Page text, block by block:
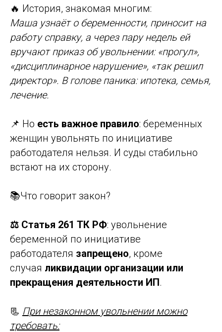
🔥 История, знакомая многим:
Маша узнаёт о беременности, приносит на
работу справку, а через пару недель ей
вручают приказ об увольнении: «прогул»,
«дисциплинарное нарушение», «так решил
директор». В голове паника: ипотека, семья,
лечение.
📌 Но есть важное правило: беременных
женщин увольнять по инициативе
работодателя нельзя. И суды стабильно
встают на их сторону.
📚Что говорит закон?
⚖️ Статья 261 ТК РФ: увольнение
беременной по инициативе
работодателя запрещено, кроме
случая ликвидации организации или
прекращения деятельности ИП.
📃 При незаконном увольнении можно
требовать: